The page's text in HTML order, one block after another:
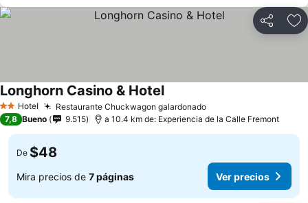
Compartir
2 Estrellas
Hotel Restaurante Chuckwagon galardonado
Longhorn Casino & Hotel
7,8 Bueno 9.515 a 10.4 km de: Experiencia de la Calle Fremont
De $48
Mira precios de 7 páginas Ver precios